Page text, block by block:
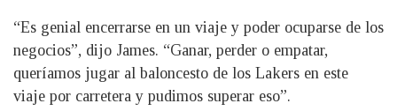
“Es genial encerrarse en un viaje y poder ocuparse de los
negocios”, dijo James. “Ganar, perder o empatar,
queríamos jugar al baloncesto de los Lakers en este
viaje por carretera y pudimos superar eso”.